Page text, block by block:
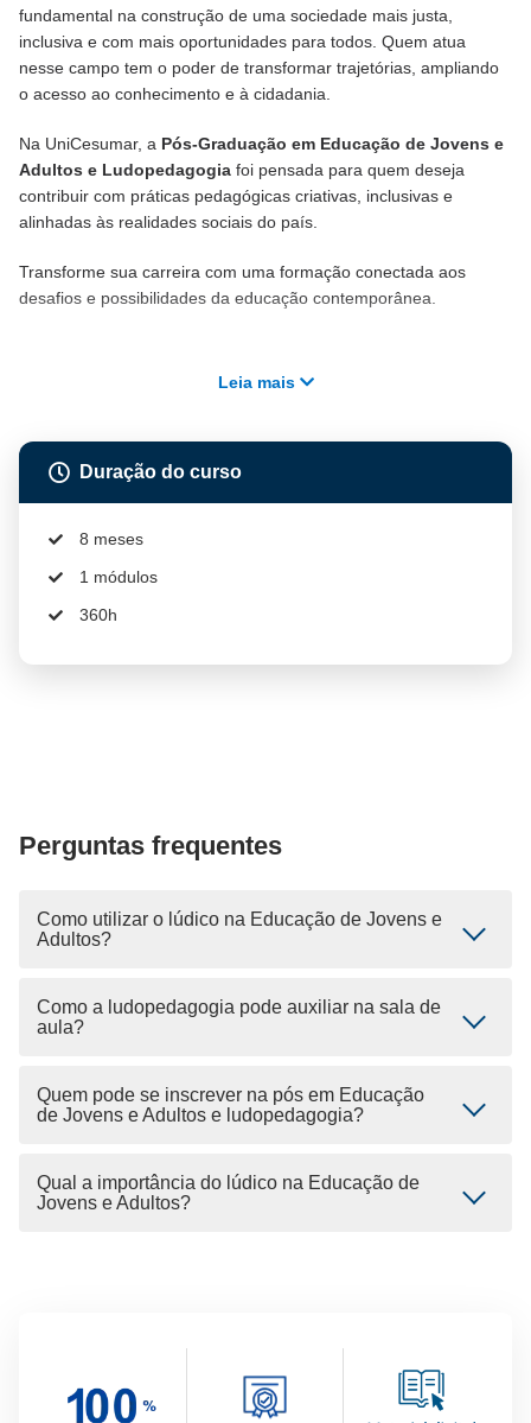
fundamental na construção de uma sociedade mais justa,
inclusiva e com mais oportunidades para todos. Quem atua
nesse campo tem o poder de transformar trajetórias, ampliando
o acesso ao conhecimento e à cidadania.
Na UniCesumar, a Pós-Graduação em Educação de Jovens e
Adultos e Ludopedagogia foi pensada para quem deseja
contribuir com práticas pedagógicas criativas, inclusivas e
alinhadas às realidades sociais do país.
Transforme sua carreira com uma formação conectada aos
desafios e possibilidades da educação contemporânea.
Leia mais
Duração do curso
8 meses
1 módulos
360h
Perguntas frequentes
Como utilizar o lúdico na Educação de Jovens e
Adultos?
Como a ludopedagogia pode auxiliar na sala de
aula?
Quem pode se inscrever na pós em Educação
de Jovens e Adultos e ludopedagogia?
Qual a importância do lúdico na Educação de
Jovens e Adultos?